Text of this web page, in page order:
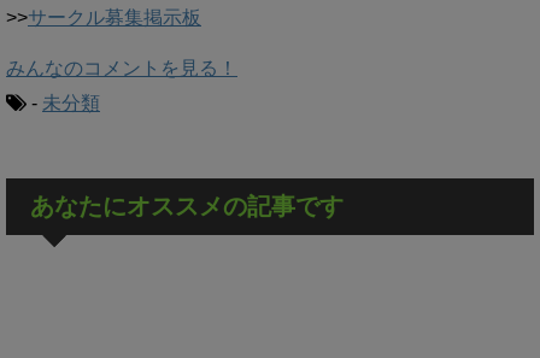
>>サークル募集掲示板
みんなのコメントを見る！
- 未分類
あなたにオススメの記事です